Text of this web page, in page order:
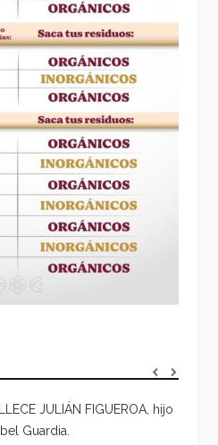
JULIÁN FIGUEROA, hijo
Guardia.